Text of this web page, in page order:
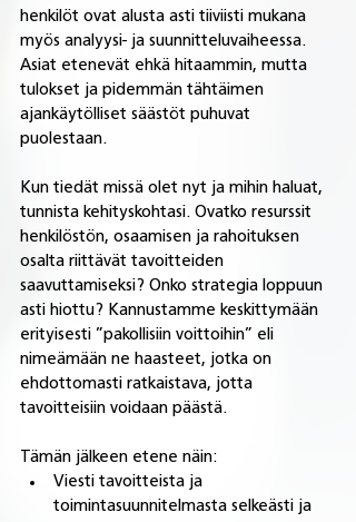
henkilöt ovat alusta asti tiiviisti mukana
myös analyysi- ja suunnitteluvaiheessa.
Asiat etenevät ehkä hitaammin, mutta
tulokset ja pidemmän tähtäimen
ajankäytölliset säästöt puhuvat
puolestaan.
Kun tiedät missä olet nyt ja mihin haluat,
tunnista kehityskohtasi. Ovatko resurssit
henkilöstön, osaamisen ja rahoituksen
osalta riittävät tavoitteiden
saavuttamiseksi? Onko strategia loppuun
asti hiottu? Kannustamme keskittymään
erityisesti ”pakollisiin voittoihin” eli
nimeämään ne haasteet, jotka on
ehdottomasti ratkaistava, jotta
tavoitteisiin voidaan päästä.
Tämän jälkeen etene näin:
Viesti tavoitteista ja
toimintasuunnitelmasta selkeästi ja